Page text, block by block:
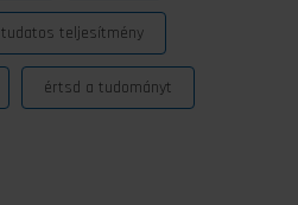
tudatos teljesítmény
értsd a tudományt